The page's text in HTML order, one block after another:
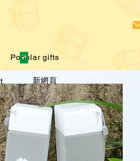
Popular gifts
新網頁